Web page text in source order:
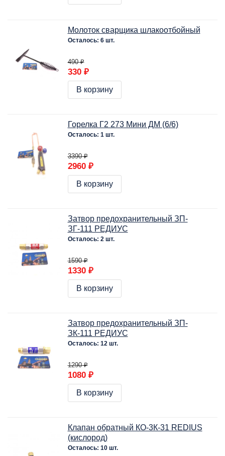
Молоток сварщика шлакоотбойный
Осталось: 6 шт.
490 ₽
330 ₽
В корзину
Горелка Г2 273 Мини ДМ (6/6)
Осталось: 1 шт.
3390 ₽
2960 ₽
В корзину
Затвор предохранительный ЗП-
ЗГ-111 РЕДИУС
Осталось: 2 шт.
1590 ₽
1330 ₽
В корзину
Затвор предохранительный ЗП-
ЗК-111 РЕДИУС
Осталось: 12 шт.
1290 ₽
1080 ₽
В корзину
Клапан обратный КО-3К-31 REDIUS
(кислород)
Осталось: 10 шт.